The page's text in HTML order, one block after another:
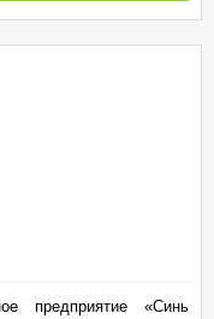
предприятие «Синь